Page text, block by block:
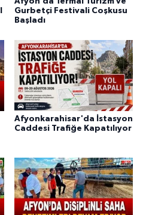
Gurbetçi Festivali Coşkusu
Başladı
Afyonkarahisar'da İstasyon
Caddesi Trafiğe Kapatılıyor